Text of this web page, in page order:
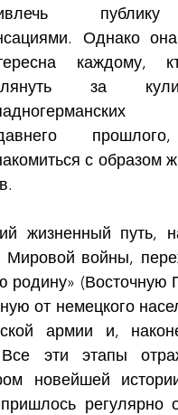
Однако
каждому,
за
с образом
жизненный путь,
войны,
родину» (Восточную
от немецкого
армии и,
Все эти этапы
новейшей
регулярно